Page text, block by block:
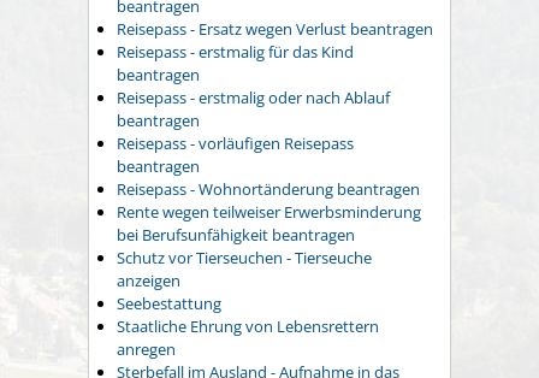
beantragen
Reisepass - Ersatz wegen Verlust beantragen
Reisepass - erstmalig für das Kind
beantragen
Reisepass - erstmalig oder nach Ablauf
beantragen
Reisepass - vorläufigen Reisepass
beantragen
Reisepass - Wohnortänderung beantragen
Rente wegen teilweiser Erwerbsminderung
bei Berufsunfähigkeit beantragen
Schutz vor Tierseuchen - Tierseuche
anzeigen
Seebestattung
Staatliche Ehrung von Lebensrettern
anregen
Sterbefall im Ausland - Aufnahme in das